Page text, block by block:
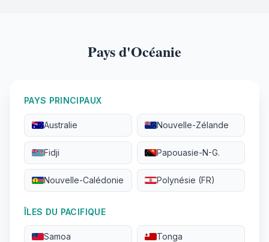
Pays d'Océanie
PAYS PRINCIPAUX
Australie Nouvelle-Zélande
Fidji Papouasie-N-G.
Nouvelle-Calédonie Polynésie (FR)
ÎLES DU PACIFIQUE
Samoa Tonga